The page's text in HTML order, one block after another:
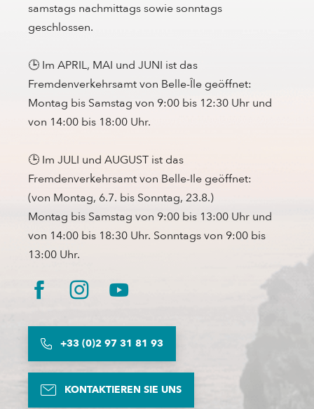
samstags nachmittags sowie sonntags
geschlossen.
🕒 Im APRIL, MAI und JUNI ist das
Fremdenverkehrsamt von Belle-Île geöffnet:
Montag bis Samstag von 9:00 bis 12:30 Uhr und
von 14:00 bis 18:00 Uhr.
🕒 Im JULI und AUGUST ist das
Fremdenverkehrsamt von Belle-Ile geöffnet:
(von Montag, 6.7. bis Sonntag, 23.8.)
Montag bis Samstag von 9:00 bis 13:00 Uhr und
von 14:00 bis 18:30 Uhr. Sonntags von 9:00 bis
13:00 Uhr.
+33 (0)2 97 31 81 93
KONTAKTIEREN SIE UNS